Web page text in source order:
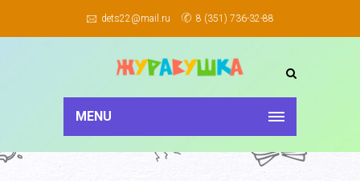
dets22@mail.ru 8 (351) 736-32-88
MENU